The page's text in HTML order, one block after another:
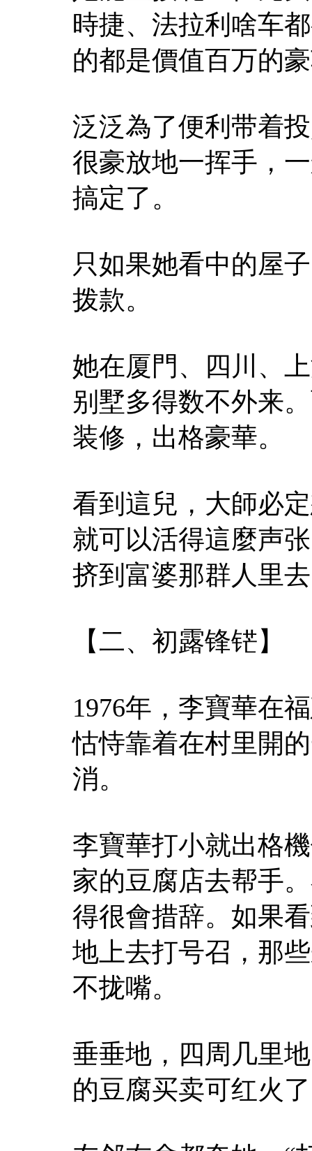
時捷、法拉利啥车
的都是價值百万的
泛泛為了便利带着
很豪放地一挥手，
搞定了。
只如果她看中的屋
拨款。
她在厦門、四川、
别墅多得数不外来
装修，出格豪華。
看到這兒，大師必
就可以活得這麼声
挤到富婆那群人里
【二、初露锋铓】
1976年，李寶華在
怙恃靠着在村里開
消。
李寶華打小就出格
家的豆腐店去帮手
得很會措辞。如果
地上去打号召，那
不拢嘴。
垂垂地，四周几里
的豆腐买卖可红火